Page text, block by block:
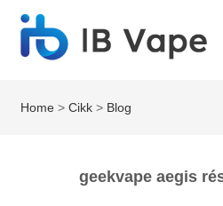
Home >Cikk > Blog
geekvape aegis